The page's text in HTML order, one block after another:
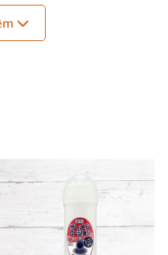
Thật 100%
mịn màng và hương
cho roleplay thân mật
Toàn Tuyệt Đối